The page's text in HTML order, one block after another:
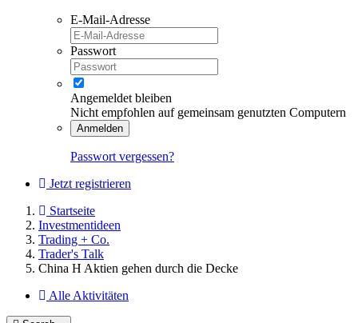
E-Mail-Adresse
Passwort
Angemeldet bleiben
Nicht empfohlen auf gemeinsam genutzten Computern
Anmelden
Passwort vergessen?
Jetzt registrieren
Startseite
Investmentideen
Trading + Co.
Trader's Talk
China H Aktien gehen durch die Decke
Alle Aktivitäten